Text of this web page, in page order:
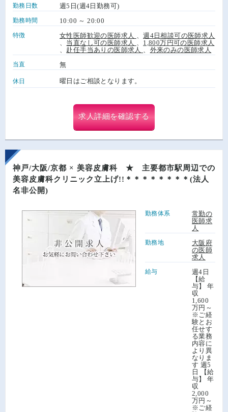
勤務日数 週5日(週4日勤務可)
勤務時間 10:00 ～ 20:00
特徴 女性医師歓迎の医師求人 、週4日相談可の医師求人
当直なし可の医師求人
1,800万円可の医師求人
赴任手当ありの医師求人 外来のみの医師求人
当直 無
休日 曜日はご相談となります。
求人詳細を確認する
神戸/大阪/京都 × 美容皮膚科 ★ 主要都市駅周辺での
美容皮膚科クリニック立上げ!!＊＊＊＊＊＊＊＊(法人
名非公開)
勤務体系
常勤の
医師求
人
勤務地
大阪府
の医師
求人
給与
週4日
【給
与】 年
収
1,600
万円～
※ご経
験とお
任せす
る業務
内容に
より異
なりま
す 週5
日 【給
与】 年
収
2,000
万円～
※ご経